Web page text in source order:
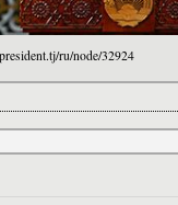
ru/node/32924